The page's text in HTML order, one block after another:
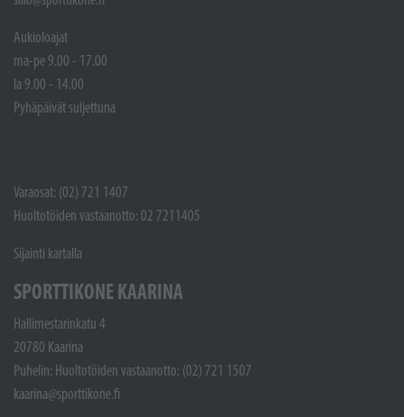
Aukioloajat
ma-pe 9.00 - 17.00
la 9.00 - 14.00
Pyhäpäivät suljettuna
Varaosat: (02) 721 1407
Huoltotöiden vastaanotto: 02 7211405
Sijainti kartalla
SPORTTIKONE KAARINA
Hallimestarinkatu 4
20780 Kaarina
Puhelin: Huoltotöiden vastaanotto: (02) 721 1507
kaarina@sporttikone.fi